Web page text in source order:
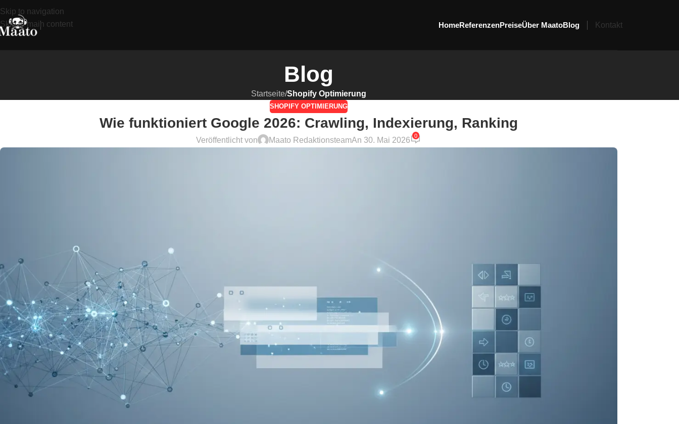
Skip to navigation
Skip to main content
HomeReferenzenPreiseÜber MaatoBlog Kontakt
Blog
Startseite/Shopify Optimierung
SHOPIFY OPTIMIERUNG
Wie funktioniert Google 2026: Crawling, Indexierung, Ranking
Veröffentlicht von Maato RedaktionsteamAn 30. Mai 2026
0